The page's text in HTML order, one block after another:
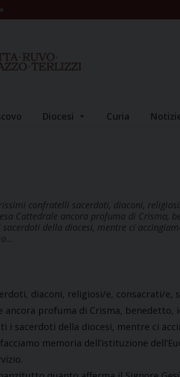
Diocesi Curia
confratelli sacerdoti, diaconi,
Cattedrale ancora profuma di Crisma,
della diocesi, mentre ci
diaconi, religiosi/e, consacrati/e,
ancora profuma di Crisma, benedetto,
i sacerdoti della diocesi, mentre ci
memoria dell’istituzione